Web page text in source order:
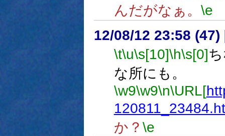
んだがなぁ。 \e
12/08/12 23:58 (47)
\t\u\s[10]\h\s[0]
な所にも。
\w9\w9\n\URL[
か？ \e